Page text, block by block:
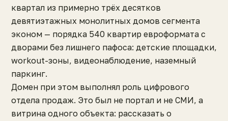
квартал из примерно трёх десятков
девятиэтажных монолитных домов сегмента
эконом — порядка 540 квартир евроформата с
дворами без лишнего пафоса: детские площадки,
workout-зоны, видеонаблюдение, наземный
паркинг.
Домен при этом выполнял роль цифрового
отдела продаж. Это был не портал и не СМИ, а
витрина одного объекта: рассказать о